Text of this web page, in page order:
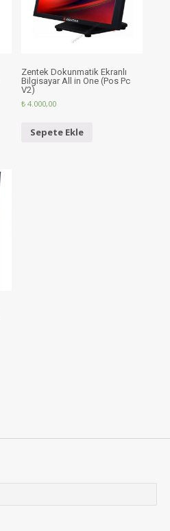
Zentek Dokunmatik Ekranlı
Bilgisayar All in One (Pos Pc
V2)
₺ 4.000,00
Sepete Ekle